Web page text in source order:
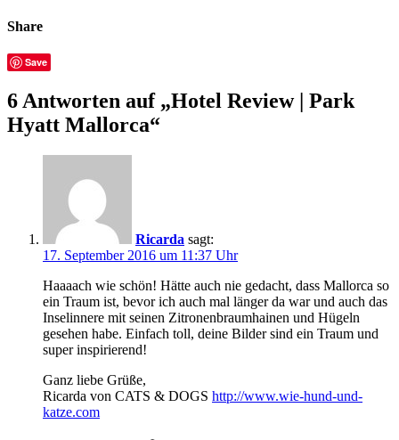
Share
Save
6 Antworten auf „Hotel Review | Park
Hyatt Mallorca“
Ricarda sagt:
17. September 2016 um 11:37 Uhr
Haaaach wie schön! Hätte auch nie gedacht, dass Mallorca so
ein Traum ist, bevor ich auch mal länger da war und auch das
Inselinnere mit seinen Zitronenbraumhainen und Hügeln
gesehen habe. Einfach toll, deine Bilder sind ein Traum und
super inspirierend!
Ganz liebe Grüße,
Ricarda von CATS & DOGS http://www.wie-hund-und-
katze.com